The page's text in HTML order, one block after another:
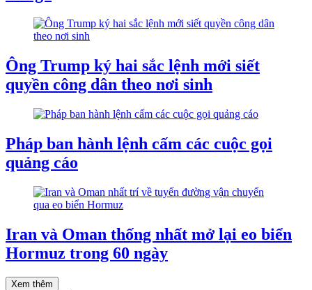
Ông Trump ký hai sắc lệnh mới siết
quyền công dân theo nơi sinh
Pháp ban hành lệnh cấm các cuộc gọi
quảng cáo
Iran và Oman thống nhất mở lại eo biển
Hormuz trong 60 ngày
Xem thêm